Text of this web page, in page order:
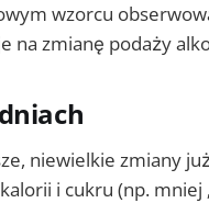
wzorcu
na zmianę podaży
niewielkie zmiany
i cukru (np. mniej